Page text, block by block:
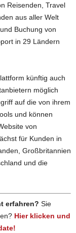
Reisenden, Travel
aus aller Welt
Buchung von
in 29 Ländern
künftig auch
möglich
auf die von ihrem
und können
von
für Kunden in
Großbritannien
und die
erfahren? Sie
Hier klicken und